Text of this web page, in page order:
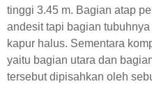
tinggi 3.45 m. Bagian atap
andesit tapi bagian
kapur halus. Sementara
yaitu bagian utara dan
tersebut dipisahkan oleh